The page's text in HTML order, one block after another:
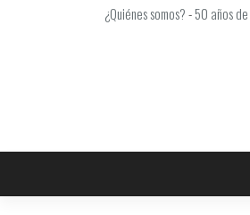
¿Quiénes somos?-50 años